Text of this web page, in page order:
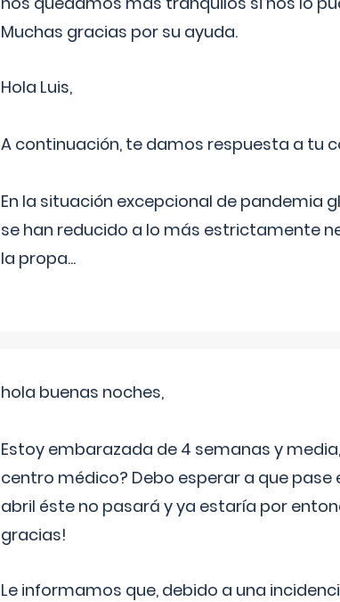
Muchas gracias por su ayuda.
Hola Luis,
A continuación, te damos respuesta a tu
En la situación excepcional de pandemia
se han reducido a lo más estrictamente
la propa...
hola buenas noches,
Estoy embarazada de 4 semanas y
centro médico? Debo esperar a que pase
abril éste no pasará y ya estaría por
gracias!
Le informamos que, debido a una